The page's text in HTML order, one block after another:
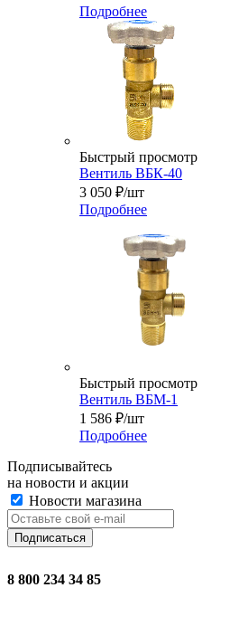
Подробнее
Быстрый просмотр
Вентиль ВБК-40
3 050 ₽/шт
Подробнее
Быстрый просмотр
Вентиль ВБМ-1
1 586 ₽/шт
Подробнее
Подписывайтесь
на новости и акции
Новости магазина
8 800 234 34 85